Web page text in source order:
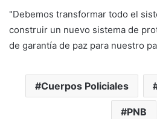
"Debemos transformar todo el
construir un nuevo sistema de
de garantía de paz para nuestro
Cuerpos Policiales
PNB